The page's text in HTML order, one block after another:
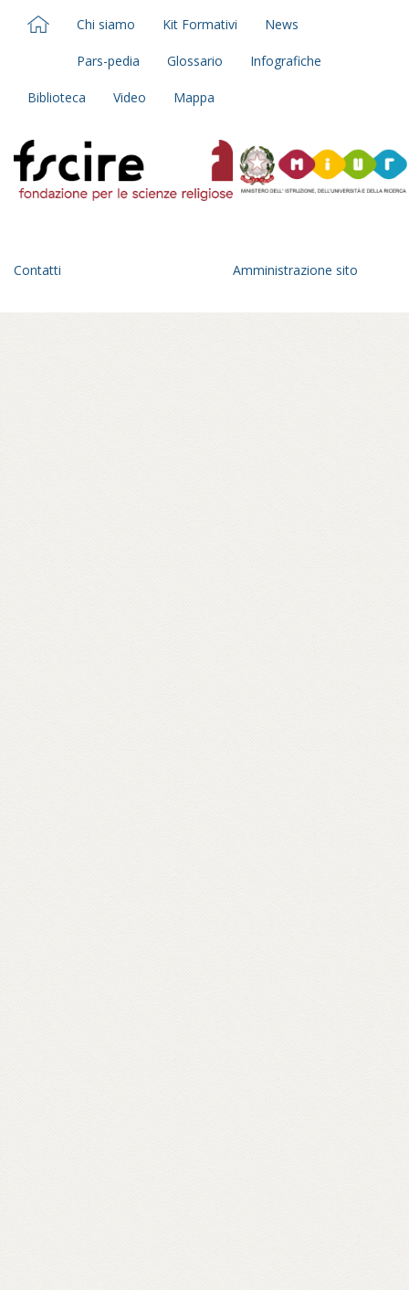
Chi siamo Kit Formativi News
Pars-pedia Glossario Infografiche
Biblioteca Video Mappa
Contatti Amministrazione sito